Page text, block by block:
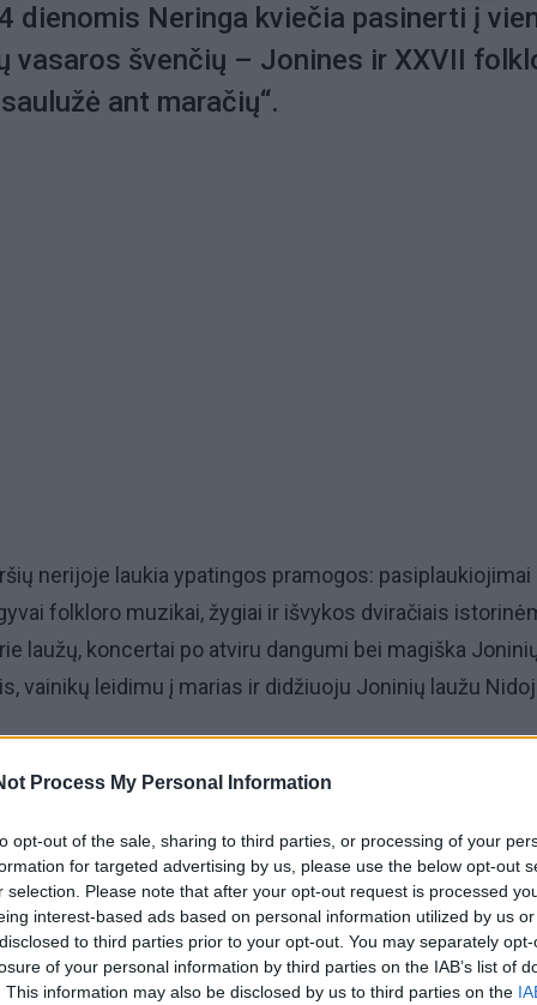
Process My Personal Information
opt-out of the sale, sharing to third parties, or processing of your
for targeted advertising by us, please use the below opt-out
selection. Please note that after your opt-out request is processed
interest-based ads based on personal information utilized by us
to third parties prior to your opt-out. You may separately
of your personal information by third parties on the IAB’s list of
This information may also be disclosed by us to third parties on the
dienomis Neringa kviečia pasinerti į
vasaros švenčių – Jonines ir XXVII
ant maračių“.
nerijoje laukia ypatingos pramogos: pasiplaukiojimai
folkloro muzikai, žygiai ir išvykos dviračiais
laužų, koncertai po atviru dangumi bei magiška
vainikų leidimu į marias ir didžiuoju Joninių laužu
tautosakos rinkėjo, poeto, teologo ir mąstytojo Martyno
tautos sielos perlas, jei tauta žūna, dažnai ji dar
– yra sakęs Martynas Liudvikas Rėza.